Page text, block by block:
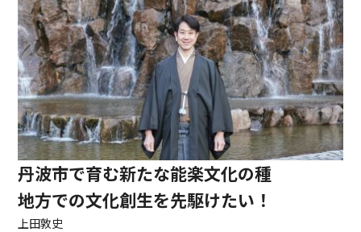
丹波市で育む新たな能楽文化の種
地方での文化創生を先駆けたい！
上田敦史